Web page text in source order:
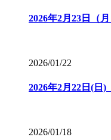
2026年2月23日（
2026/01/22
2026年2月22日(日
2026/01/18